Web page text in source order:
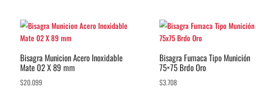
Bisagra Municion Acero Inoxidable
Mate 02 X 89 mm
$20.099
Bisagra Fumaca Tipo Munición
75×75 Brdo Oro
$3.708